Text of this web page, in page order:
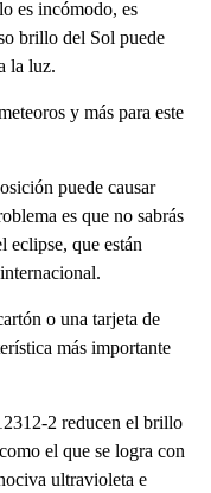
es incómodo, es
brillo del Sol puede
la luz.
y más para este
puede causar
es que no sabrás
eclipse, que están
o una tarjeta de
más importante
2 reducen el brillo
el que se logra con
ultravioleta e